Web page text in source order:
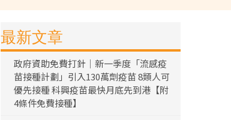
最新文章
政府資助免費打針｜新一季度「流感疫
苗接種計劃」引入130萬劑疫苗 8類人可
優先接種 科興疫苗最快月底先到港【附
4條件免費接種】